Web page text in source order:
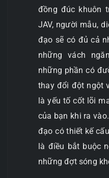
đồng đúc khuôn
JAV, người mẫu,
đạo sẽ có đủ cả
những vách
những phần có
thay đổi đột ngột
là yếu tố cốt lõi
của bạn khi ra
đạo có thiết kế
là điều bắt buộc
những đợt sóng